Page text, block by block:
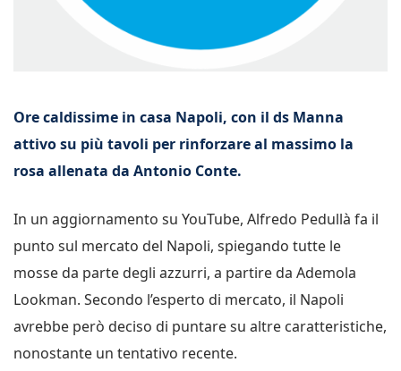
Ore caldissime in casa Napoli, con il ds Manna
attivo su più tavoli per rinforzare al massimo la
rosa allenata da Antonio Conte.
In un aggiornamento su YouTube, Alfredo Pedullà fa il
punto sul mercato del Napoli, spiegando tutte le
mosse da parte degli azzurri, a partire da Ademola
Lookman. Secondo l’esperto di mercato, il Napoli
avrebbe però deciso di puntare su altre caratteristiche,
nonostante un tentativo recente.